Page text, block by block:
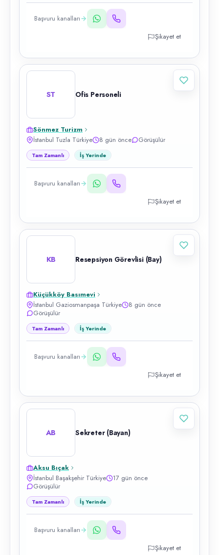
Başvuru kanalları
Şikayet et
ST Ofis Personeli
Sönmez Turizm
İstanbul Tuzla Türkiye
8 gün önce Görüşülür
Tam Zamanlı İş Yerinde
Başvuru kanalları
Şikayet et
KB Resepsiyon Görevlisi (Bay)
Küçükköy Basımevi
İstanbul Gaziosmanpaşa Türkiye
8 gün önce
Görüşülür
Tam Zamanlı İş Yerinde
Başvuru kanalları
Şikayet et
AB Sekreter (Bayan)
Aksu Bıçak
İstanbul Başakşehir Türkiye
17 gün önce
Görüşülür
Tam Zamanlı İş Yerinde
Başvuru kanalları
Şikayet et